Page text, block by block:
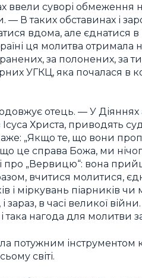
ввели суворі обмеження
— В таких обставинах і
вдома, але єднатися в
ця молитва
за полонених, за
УГКЦ, яка почалася в
отець. — У Діяннях
Христа, приводять
„Якщо те, що вони
це справа Божа, ми
„Вервицю“: вона
вчитися молитися,
і міркувань піарників
зараз, в часі великої
нагода для молитви
потужним інструментом
світі.